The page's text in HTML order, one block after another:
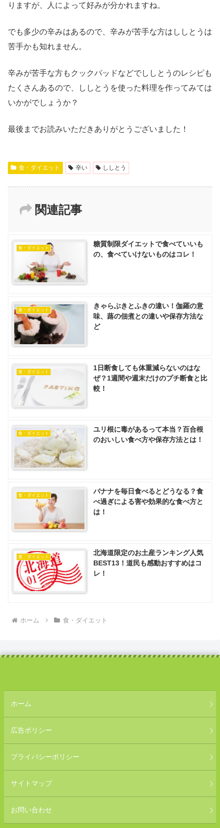
りますが、人によって好みが分かれますね。
でも多少の辛みはあるので、辛みが苦手な方はししとうは
苦手かも知れません。
辛みが苦手な方もクックパッドなどでししとうのレシピも
たくさんあるので、ししとうを使った料理を作ってみては
いかがでしょうか？
最後までお読みいただきありがとうございました！
食・ダイエット 辛い ししとう
関連記事
食・ダイエット
糖質制限ダイエットで食べていいも
の、食べていけないものはコレ！
食・ダイエット
きゃらぶきとふきの違い！伽羅の意
味、蕗の佃煮との違いや保存方法な
ど
食・ダイエット
1日断食しても体重減らないのはな
ぜ？1週間や週末だけのプチ断食と比
較！
食・ダイエット
ユリ根に毒があるって本当？百合根
のおいしい食べ方や保存方法とは！
食・ダイエット
バナナを毎日食べるとどうなる？食
べ過ぎによる害や効果的な食べ方と
は！
食・ダイエット
北海道限定のお土産ランキング人気
BEST13！道民も感動おすすめはコ
レ！
ホーム 食・ダイエット
ホーム
広告ポリシー
プライバシーポリシー
サイトマップ
お問い合わせ